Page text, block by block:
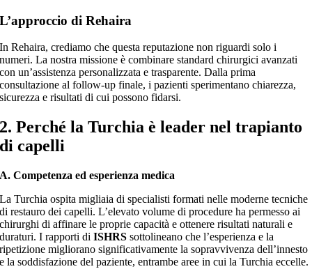
L’approccio di Rehaira
In Rehaira, crediamo che questa reputazione non riguardi solo i
numeri. La nostra missione è combinare standard chirurgici avanzati
con un’assistenza personalizzata e trasparente. Dalla prima
consultazione al follow-up finale, i pazienti sperimentano chiarezza,
sicurezza e risultati di cui possono fidarsi.
2. Perché la Turchia è leader nel trapianto
di capelli
A. Competenza ed esperienza medica
La Turchia ospita migliaia di specialisti formati nelle moderne tecniche
di restauro dei capelli. L’elevato volume di procedure ha permesso ai
chirurghi di affinare le proprie capacità e ottenere risultati naturali e
duraturi. I rapporti diISHRS sottolineano che l’esperienza e la
ripetizione migliorano significativamente la sopravvivenza dell’innesto
e la soddisfazione del paziente, entrambe aree in cui la Turchia eccelle.